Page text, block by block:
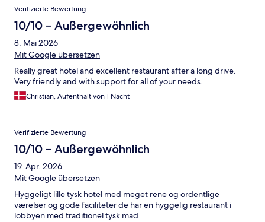
Verifizierte Bewertung
10/10 – Außergewöhnlich
8. Mai 2026
Mit Google übersetzen
Really great hotel and excellent restaurant after a long drive.
Very friendly and with support for all of your needs.
Christian, Aufenthalt von 1 Nacht
Verifizierte Bewertung
10/10 – Außergewöhnlich
19. Apr. 2026
Mit Google übersetzen
Hyggeligt lille tysk hotel med meget rene og ordentlige
værelser og gode faciliteter de har en hyggelig restaurant i
lobbyen med traditionel tysk mad